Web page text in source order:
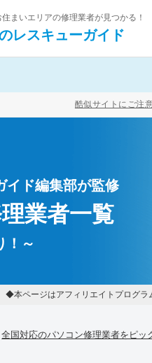
まいエリアの修理業者が見つかる！
レスキューガイド
酷似サイトにご注
イド編集部が監修
業者一覧
！～
◆本ページはアフィリエイトプログラ
全国対応のパソコン修理業者をピッ